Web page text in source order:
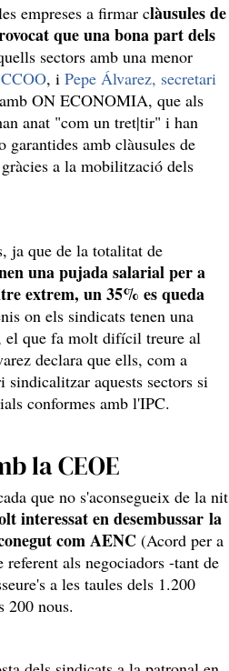
empreses a firmar clàusules de
que una bona part dels
sectors amb una menor
, i Pepe Álvarez, secretari
ON ECONOMIA, que als
anat "com un tret|tir" i han
amb clàusules de
a la mobilització dels
ja que de la totalitat de
una pujada salarial per a
extrem, un 35% es queda
on els sindicats tenen una
el que fa molt difícil treure al
declara que ells, com a
sindicalitzar aquests sectors si
conformes amb l'IPC.
la CEOE
que no s'aconsegueix de la nit
interessat en desembussar la
com AENC (Acord per a
als negociadors -tant de
a les taules dels 1.200
200 nous.